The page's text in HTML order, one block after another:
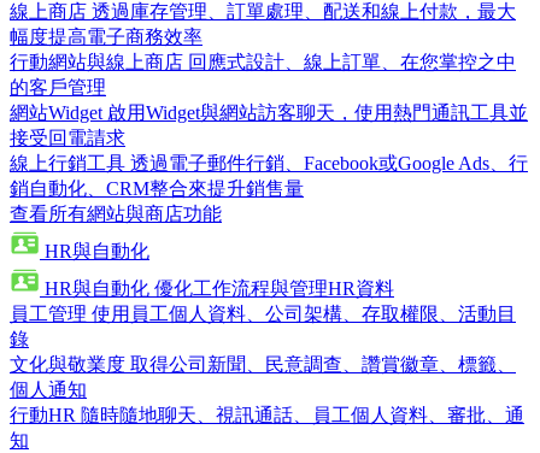
線上商店 透過庫存管理、訂單處理、配送和線上付款，最大
幅度提高電子商務效率
行動網站與線上商店 回應式設計、線上訂單、在您掌控之中
的客戶管理
網站Widget 啟用Widget與網站訪客聊天，使用熱門通訊工具並
接受回電請求
線上行銷工具 透過電子郵件行銷、Facebook或Google Ads、行
銷自動化、CRM整合來提升銷售量
查看所有網站與商店功能
HR與自動化
HR與自動化 優化工作流程與管理HR資料
員工管理 使用員工個人資料、公司架構、存取權限、活動目
錄
文化與敬業度 取得公司新聞、民意調查、讚賞徽章、標籤、
個人通知
行動HR 隨時隨地聊天、視訊通話、員工個人資料、審批、通
知